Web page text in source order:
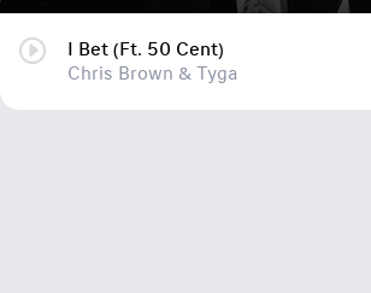
I Bet (Ft. 50 Cent)
Chris Brown & Tyga